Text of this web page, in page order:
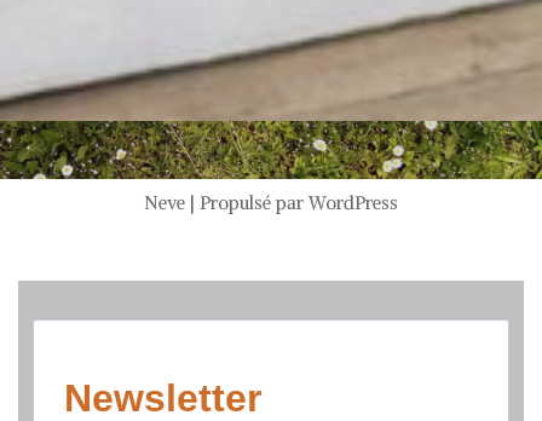
Neve | Propulsé parWordPress
Newsletter